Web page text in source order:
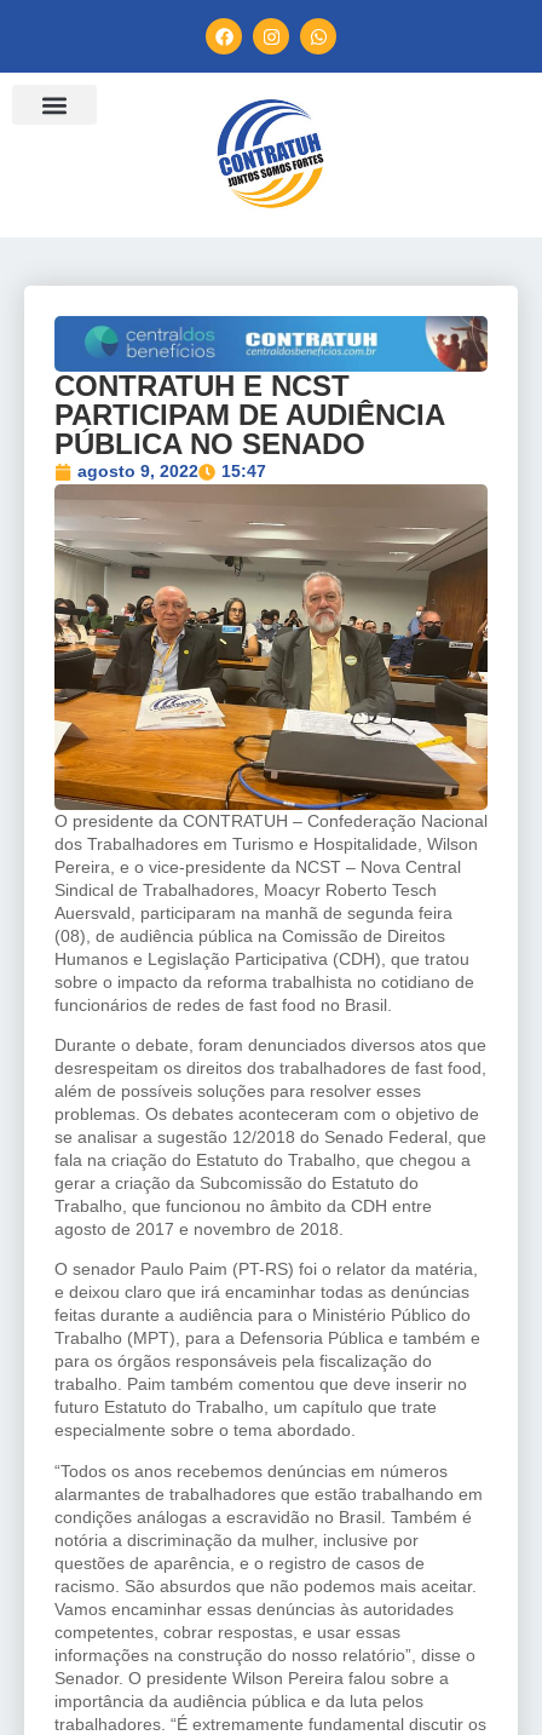
CONTRATUH E NCST
PARTICIPAM DE AUDIÊNCIA
PÚBLICA NO SENADO
agosto 9, 2022 15:47
O presidente da CONTRATUH – Confederação Nacional
dos Trabalhadores em Turismo e Hospitalidade, Wilson
Pereira, e o vice-presidente da NCST – Nova Central
Sindical de Trabalhadores, Moacyr Roberto Tesch
Auersvald, participaram na manhã de segunda feira
(08), de audiência pública na Comissão de Direitos
Humanos e Legislação Participativa (CDH), que tratou
sobre o impacto da reforma trabalhista no cotidiano de
funcionários de redes de fast food no Brasil.
Durante o debate, foram denunciados diversos atos que
desrespeitam os direitos dos trabalhadores de fast food,
além de possíveis soluções para resolver esses
problemas. Os debates aconteceram com o objetivo de
se analisar a sugestão 12/2018 do Senado Federal, que
fala na criação do Estatuto do Trabalho, que chegou a
gerar a criação da Subcomissão do Estatuto do
Trabalho, que funcionou no âmbito da CDH entre
agosto de 2017 e novembro de 2018.
O senador Paulo Paim (PT-RS) foi o relator da matéria,
e deixou claro que irá encaminhar todas as denúncias
feitas durante a audiência para o Ministério Público do
Trabalho (MPT), para a Defensoria Pública e também e
para os órgãos responsáveis pela fiscalização do
trabalho. Paim também comentou que deve inserir no
futuro Estatuto do Trabalho, um capítulo que trate
especialmente sobre o tema abordado.
“Todos os anos recebemos denúncias em números
alarmantes de trabalhadores que estão trabalhando em
condições análogas a escravidão no Brasil. Também é
notória a discriminação da mulher, inclusive por
questões de aparência, e o registro de casos de
racismo. São absurdos que não podemos mais aceitar.
Vamos encaminhar essas denúncias às autoridades
competentes, cobrar respostas, e usar essas
informações na construção do nosso relatório”, disse o
Senador. O presidente Wilson Pereira falou sobre a
importância da audiência pública e da luta pelos
trabalhadores. “É extremamente fundamental discutir os